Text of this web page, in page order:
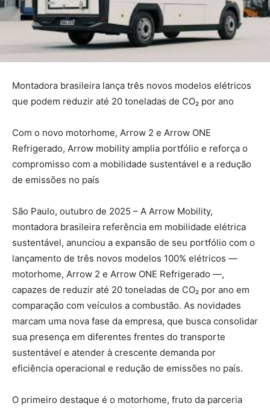
Montadora brasileira lança três novos modelos elétricos
que podem reduzir até 20 toneladas de CO₂ por ano
Com o novo motorhome, Arrow 2 e Arrow ONE
Refrigerado, Arrow mobility amplia portfólio e reforça o
compromisso com a mobilidade sustentável e a redução
de emissões no país
São Paulo, outubro de 2025 – A Arrow Mobility,
montadora brasileira referência em mobilidade elétrica
sustentável, anunciou a expansão de seu portfólio com o
lançamento de três novos modelos 100% elétricos —
motorhome, Arrow 2 e Arrow ONE Refrigerado —,
capazes de reduzir até 20 toneladas de CO₂ por ano em
comparação com veículos a combustão. As novidades
marcam uma nova fase da empresa, que busca consolidar
sua presença em diferentes frentes do transporte
sustentável e atender à crescente demanda por
eficiência operacional e redução de emissões no país.
O primeiro destaque é o motorhome, fruto da parceria